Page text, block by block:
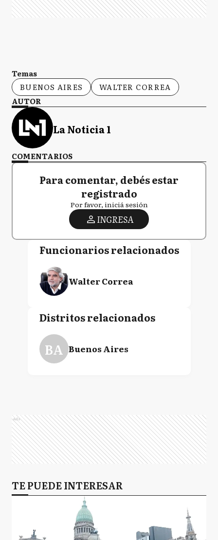
Temas
BUENOS AIRES
WALTER CORREA
AUTOR
La Noticia 1
COMENTARIOS
Para comentar, debés estar
registrado
Por favor, iniciá sesión
INGRESA
Funcionarios relacionados
Walter Correa
Distritos relacionados
BA Buenos Aires
Ads
TE PUEDE INTERESAR